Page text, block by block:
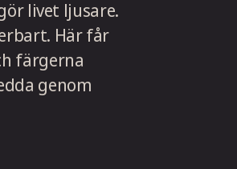
livet ljusare.
Här får
färgerna
genom